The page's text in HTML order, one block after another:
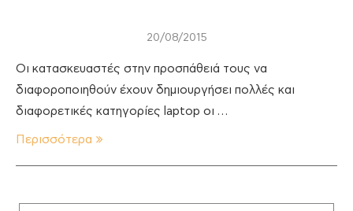
20/08/2015
Οι κατασκευαστές στην προσπάθειά τους να
διαφοροποιηθούν έχουν δημιουργήσει πολλές και
διαφορετικές κατηγορίες laptop οι …
Περισσότερα